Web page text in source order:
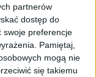
partnerów
dostęp do
swoje preferencje
Pamiętaj,
mogą nie
się takiemu
Elbląskiego